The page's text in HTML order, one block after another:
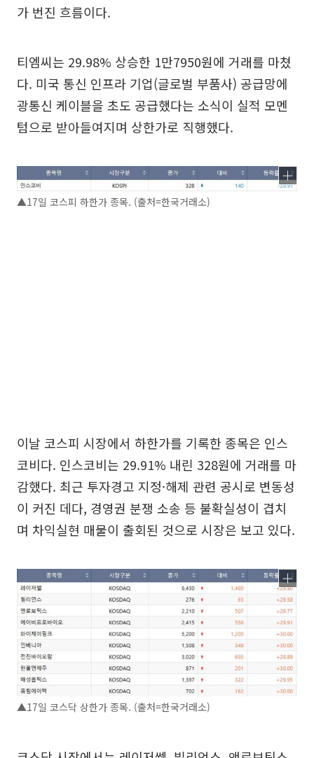
가 번진 흐름이다.
티엠씨는 29.98% 상승한 1만7950원에 거래를 마쳤
다. 미국 통신 인프라 기업(글로벌 부품사) 공급망에
광통신 케이블을 초도 공급했다는 소식이 실적 모멘
텀으로 받아들여지며 상한가로 직행했다.
▲17일 코스피 하한가 종목. (출처=한국거래소)
이날 코스피 시장에서 하한가를 기록한 종목은 인스
코비다. 인스코비는 29.91% 내린 328원에 거래를 마
감했다. 최근 투자경고 지정·해제 관련 공시로 변동성
이 커진 데다, 경영권 분쟁 소송 등 불확실성이 겹치
며 차익실현 매물이 출회된 것으로 시장은 보고 있다.
▲17일 코스닥 상한가 종목. (출처=한국거래소)